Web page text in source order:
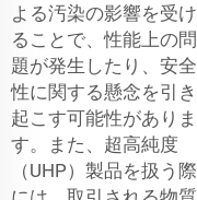
よる汚染の影響を受け
ることで、性能上の問
題が発生したり、安全
性に関する懸念を引き
起こす可能性がありま
す。また、超高純度
（UHP）製品を扱う際